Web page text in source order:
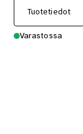
Tuotetiedot
Varastossa